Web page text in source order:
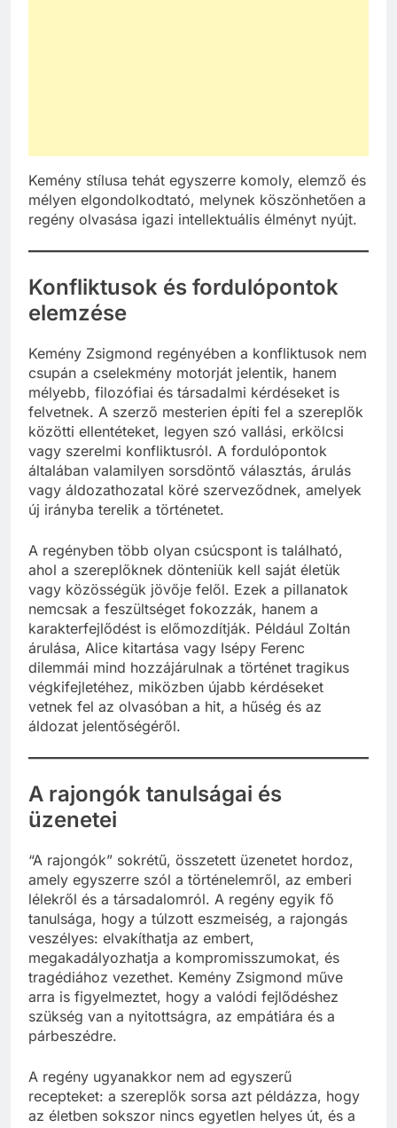
Kemény stílusa tehát egyszerre komoly, elemző és
mélyen elgondolkodtató, melynek köszönhetően a
regény olvasása igazi intellektuális élményt nyújt.
Konfliktusok és fordulópontok
elemzése
Kemény Zsigmond regényében a konfliktusok nem
csupán a cselekmény motorját jelentik, hanem
mélyebb, filozófiai és társadalmi kérdéseket is
felvetnek. A szerző mesterien építi fel a szereplők
közötti ellentéteket, legyen szó vallási, erkölcsi
vagy szerelmi konfliktusról. A fordulópontok
általában valamilyen sorsdöntő választás, árulás
vagy áldozathozatal köré szerveződnek, amelyek
új irányba terelik a történetet.
A regényben több olyan csúcspont is található,
ahol a szereplőknek dönteniük kell saját életük
vagy közösségük jövője felől. Ezek a pillanatok
nemcsak a feszültséget fokozzák, hanem a
karakterfejlődést is előmozdítják. Például Zoltán
árulása, Alice kitartása vagy Isépy Ferenc
dilemmái mind hozzájárulnak a történet tragikus
végkifejletéhez, miközben újabb kérdéseket
vetnek fel az olvasóban a hit, a hűség és az
áldozat jelentőségéről.
A rajongók tanulságai és
üzenetei
“A rajongók” sokrétű, összetett üzenetet hordoz,
amely egyszerre szól a történelemről, az emberi
lélekről és a társadalomról. A regény egyik fő
tanulsága, hogy a túlzott eszmeiség, a rajongás
veszélyes: elvakíthatja az embert,
megakadályozhatja a kompromisszumokat, és
tragédiához vezethet. Kemény Zsigmond műve
arra is figyelmeztet, hogy a valódi fejlődéshez
szükség van a nyitottságra, az empátiára és a
párbeszédre.
A regény ugyanakkor nem ad egyszerű
recepteket: a szereplők sorsa azt példázza, hogy
az életben sokszor nincs egyetlen helyes út, és a